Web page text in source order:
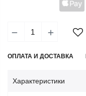
ОПЛАТА И ДОСТАВКА
Характеристики